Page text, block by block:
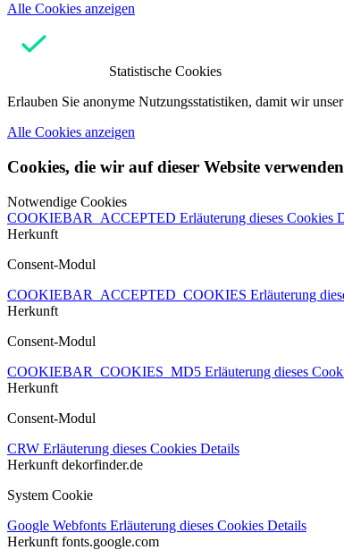
Alle Cookies anzeigen
Statistische Cookies
Erlauben Sie anonyme Nutzungsstatistiken, damit wir
Alle Cookies anzeigen
Cookies, die wir auf dieser Website verwenden
Notwendige Cookies
COOKIEBAR_ACCEPTED Erläuterung dieses Cookies
Herkunft
Consent-Modul
COOKIEBAR_ACCEPTED_COOKIES Erläuterung
Herkunft
Consent-Modul
COOKIEBAR_COOKIES_MD5 Erläuterung dieses
Herkunft
Consent-Modul
CRW Erläuterung dieses Cookies Details
Herkunft dekorfinder.de
System Cookie
Google Webfonts Erläuterung dieses Cookies Details
Herkunft fonts.google.com